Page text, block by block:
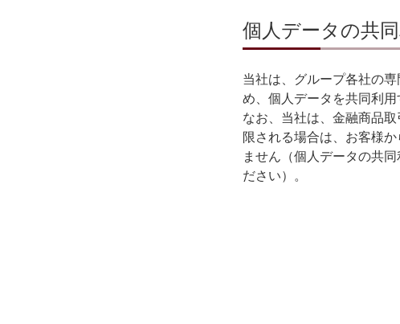
個人データの共
当社は、グループ各社の
め、個人データを共同利用
なお、当社は、金融商品
限される場合は、お客様
ません（個人データの共
ださい）。